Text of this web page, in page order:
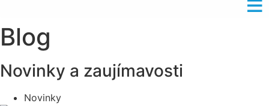
Blog
Novinky a zaujímavosti
Novinky